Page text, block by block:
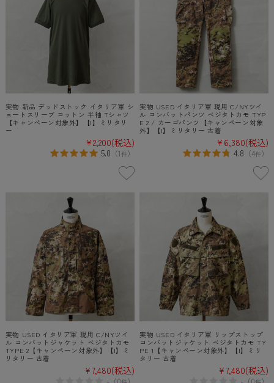
実物 新品 デッドストック イタリア軍 シ
ョートスリーブ コットン 半袖 Tシャツ
【キャンペーン対象外】【I】ミリタリ
ー
¥2,200(税込)
5.0 （1件）
実物 USED イタリア軍 現用 C/NYツイ
ル コンバットパンツ ベジタトカモ TYP
E 2 / カーゴパンツ【キャンペーン対象
外】【I】ミリタリー 古着
¥6,380(税込)
4.8 （4件）
実物 USED イタリア軍 現用 C/NYツイ
ル コンバットジャケット ベジタトカモ
TYPE 2【キャンペーン対象外】【I】ミ
リタリー 古着
¥7,480(税込)
（0 ）
実物 USED イタリア軍 リップストップ
コンバットジャケット ベジタトカモ TY
PE 1【キャンペーン対象外】【I】ミリ
タリー 古着
¥7,480(税込)
（0 ）